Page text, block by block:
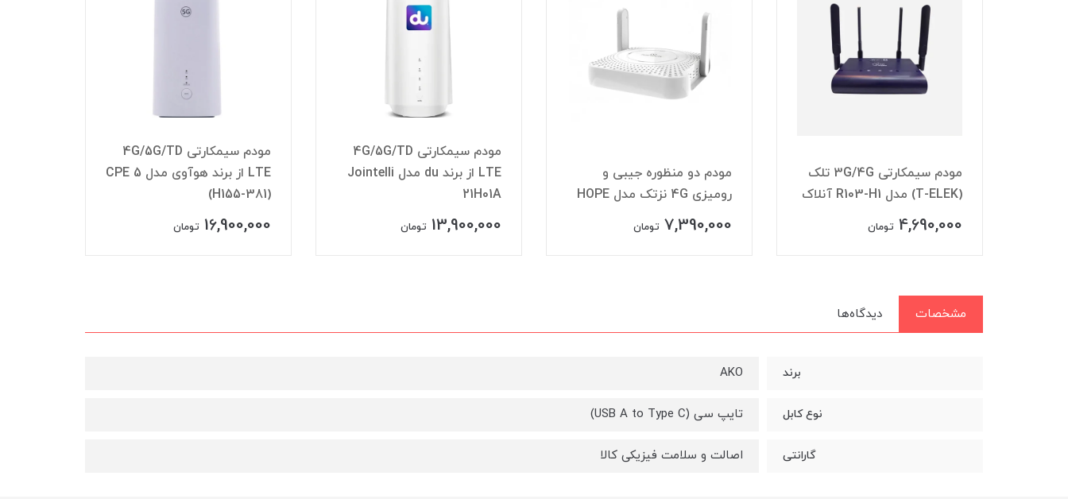
مودم سیمکارتی 3G/4G تلک
(T-ELEK) مدل R103-H1 آنلاک
4,690,000 تومان
مودم دو منظوره جیبی و
رومیزی 4G نزتک مدل HOPE
7,390,000 تومان
مودم سیمکارتی 4G/5G/TD
LTE از برند du مدل Jointelli
21H01A
13,900,000 تومان
مودم سیمکارتی 4G/5G/TD
LTE از برند هوآوی مدل CPE 5
(H155-381)
16,900,000 تومان
مشخصات دیدگاه‌ها
برند AKO
نوع کابل تایپ سی (USB A to Type C)
گارانتی اصالت و سلامت فیزیکی کالا